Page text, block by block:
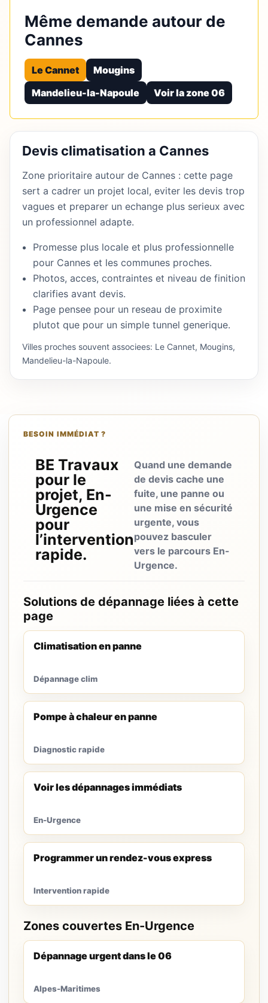
Même demande autour de
Cannes
Le Cannet
Mougins
Mandelieu-la-Napoule
Voir la zone 06
Devis climatisation a Cannes
Zone prioritaire autour de Cannes : cette page
sert a cadrer un projet local, eviter les devis trop
vagues et preparer un echange plus serieux avec
un professionnel adapte.
Promesse plus locale et plus professionnelle
pour Cannes et les communes proches.
Photos, acces, contraintes et niveau de finition
clarifies avant devis.
Page pensee pour un reseau de proximite
plutot que pour un simple tunnel generique.
Villes proches souvent associees: Le Cannet, Mougins,
Mandelieu-la-Napoule.
BESOIN IMMÉDIAT ?
BE Travaux
pour le
projet, En-
Urgence
pour
l’intervention
rapide.
Quand une demande
de devis cache une
fuite, une panne ou
une mise en sécurité
urgente, vous
pouvez basculer
vers le parcours En-
Urgence.
Solutions de dépannage liées à cette
page
Climatisation en panne
Dépannage clim
Pompe à chaleur en panne
Diagnostic rapide
Voir les dépannages immédiats
En-Urgence
Programmer un rendez-vous express
Intervention rapide
Zones couvertes En-Urgence
Dépannage urgent dans le 06
Alpes-Maritimes